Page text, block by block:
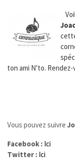
ton ami N’to.
Vous pouvez suivre
Facebook : Ici
Twitter : Ici